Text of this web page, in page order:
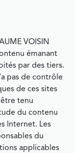
VOISIN
émanant
par des tiers.
pas de contrôle
de ces sites
tenu
du contenu
Internet. Les
du
applicables